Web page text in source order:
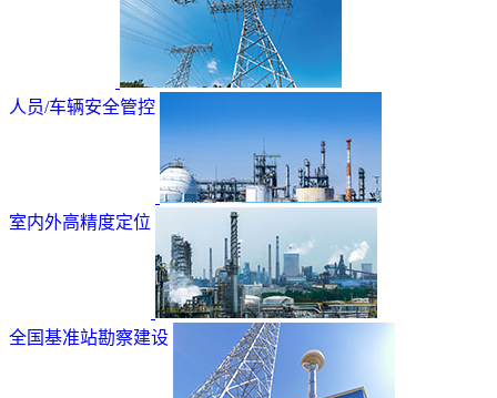
人员/车辆安全管控
室内外高精度定位
全国基准站勘察建设